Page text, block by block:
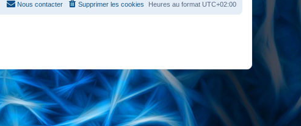
Heures au format UTC+02:00
Supprimer les cookies
Nous contacter